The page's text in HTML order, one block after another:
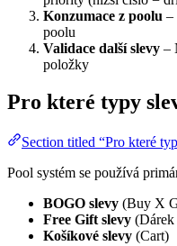
Konzumace z poolu –
poolu
Validace další slevy –
položky
Pro které typy
Section titled “Pro které
Pool systém se používá
BOGO slevy (Buy X
Free Gift slevy (Dárek
Košíkové slevy (Cart)